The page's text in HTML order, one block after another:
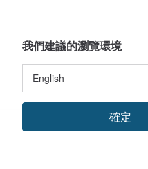
我們建議的瀏覽環境
確定